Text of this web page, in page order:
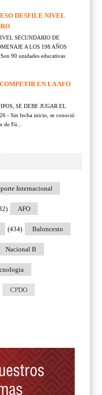
DESFILE NIVEL
SECUNDARIO DE
A LOS 198 AÑOS
90 unidades educativas
EN LA AFO
SE DEBE JUGAR EL
- Sin fecha inicio, se conoció
de Fú...
Internacional
AFO
Baloncesto
(434)
Nacional B
CPDO